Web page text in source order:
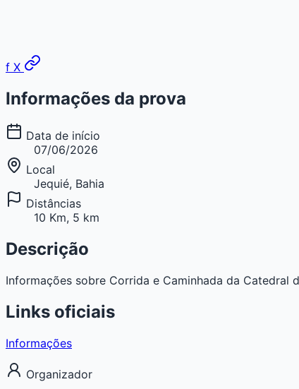
f X
Informações da prova
Data de início
07/06/2026
Local
Jequié, Bahia
Distâncias
10 Km, 5 km
Descrição
Informações sobre Corrida e Caminhada da Catedral
Links oficiais
Informações
Organizador